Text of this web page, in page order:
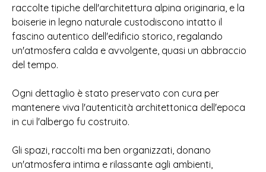
raccolte tipiche dell'architettura alpina originaria, e la
boiserie in legno naturale custodiscono intatto il
fascino autentico dell'edificio storico, regalando
un'atmosfera calda e avvolgente, quasi un abbraccio
del tempo.
Ogni dettaglio è stato preservato con cura per
mantenere viva l'autenticità architettonica dell'epoca
in cui l'albergo fu costruito.
Gli spazi, raccolti ma ben organizzati, donano
un'atmosfera intima e rilassante agli ambienti,